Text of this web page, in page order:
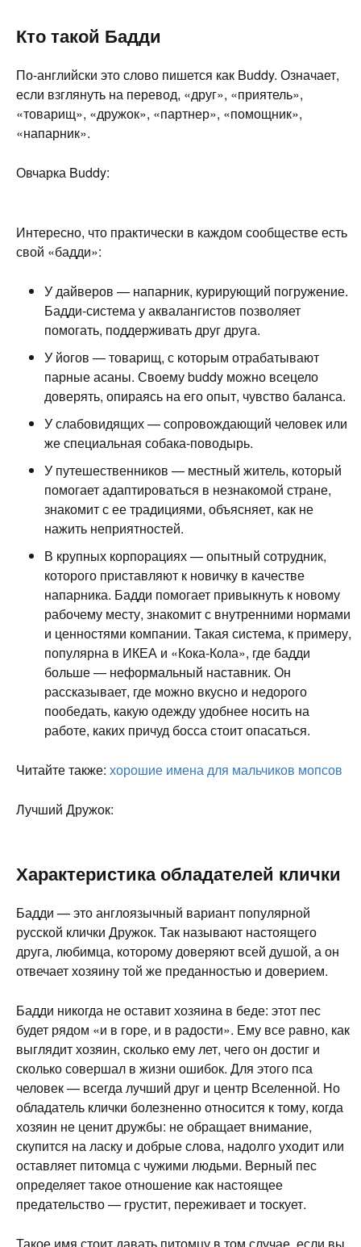
Кто такой Бадди
По-английски это слово пишется как Buddy. Означает,
если взглянуть на перевод, «друг», «приятель»,
«товарищ», «дружок», «партнер», «помощник»,
«напарник».
Овчарка Buddy:
Интересно, что практически в каждом сообществе есть
свой «бадди»:
У дайверов — напарник, курирующий погружение.
Бадди-система у аквалангистов позволяет
помогать, поддерживать друг друга.
У йогов — товарищ, с которым отрабатывают
парные асаны. Своему buddy можно всецело
доверять, опираясь на его опыт, чувство баланса.
У слабовидящих — сопровождающий человек или
же специальная собака-поводырь.
У путешественников — местный житель, который
помогает адаптироваться в незнакомой стране,
знакомит с ее традициями, объясняет, как не
нажить неприятностей.
В крупных корпорациях — опытный сотрудник,
которого приставляют к новичку в качестве
напарника. Бадди помогает привыкнуть к новому
рабочему месту, знакомит с внутренними нормами
и ценностями компании. Такая система, к примеру,
популярна в ИКЕА и «Кока-Кола», где бадди
больше — неформальный наставник. Он
рассказывает, где можно вкусно и недорого
пообедать, какую одежду удобнее носить на
работе, каких причуд босса стоит опасаться.
Читайте также: хорошие имена для мальчиков мопсов
Лучший Дружок:
Характеристика обладателей клички
Бадди — это англоязычный вариант популярной
русской клички Дружок. Так называют настоящего
друга, любимца, которому доверяют всей душой, а он
отвечает хозяину той же преданностью и доверием.
Бадди никогда не оставит хозяина в беде: этот пес
будет рядом «и в горе, и в радости». Ему все равно, как
выглядит хозяин, сколько ему лет, чего он достиг и
сколько совершал в жизни ошибок. Для этого пса
человек — всегда лучший друг и центр Вселенной. Но
обладатель клички болезненно относится к тому, когда
хозяин не ценит дружбы: не обращает внимание,
скупится на ласку и добрые слова, надолго уходит или
оставляет питомца с чужими людьми. Верный пес
определяет такое отношение как настоящее
предательство — грустит, переживает и тоскует.